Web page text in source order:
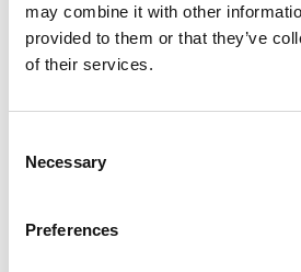
may combine it with other
provided to them or that they’ve
of their services.
Selection
Necessary
Preferences